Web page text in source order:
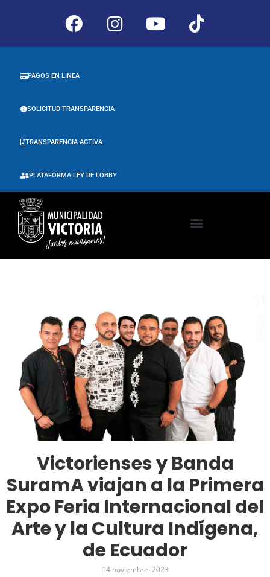
PLATAFORMA LEY DE LOBBY
TRANSPARENCIA ACTIVA
SOLICITUD TRANSPARENCIA
PAGOS EN LINEA
Victorienses y Banda
SuramA viajan a la Primera
Expo Feria Internacional del
Arte y la Cultura Indígena,
de Ecuador
14 noviembre, 2023